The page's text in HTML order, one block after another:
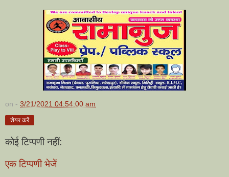
on - 3/21/2021 04:54:00 am
शेयर करें
कोई टिप्पणी नहीं:
एक टिप्पणी भेजें